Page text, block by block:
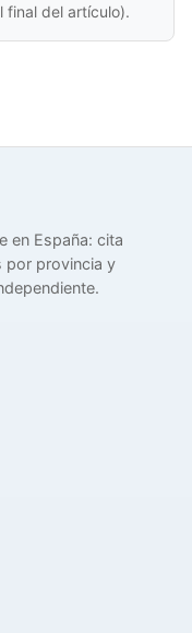
final del artículo).
en España: cita
por provincia y